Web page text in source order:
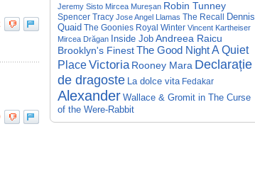
Jeremy Sisto Mircea Mureșan Robin Tunney
Spencer Tracy Jose Angel Llamas The Recall
Dennis
Quaid The Goonies Royal Winter Vincent Kartheiser
Mircea Drăgan Inside Job Andreea Raicu
Brooklyn's FinestThe Good NightA Quiet
PlaceVictoria Rooney Mara Declarație
de dragoste La dolce vita Fedakar
Alexander Wallace & Gromit in The Curse
of the Were-Rabbit